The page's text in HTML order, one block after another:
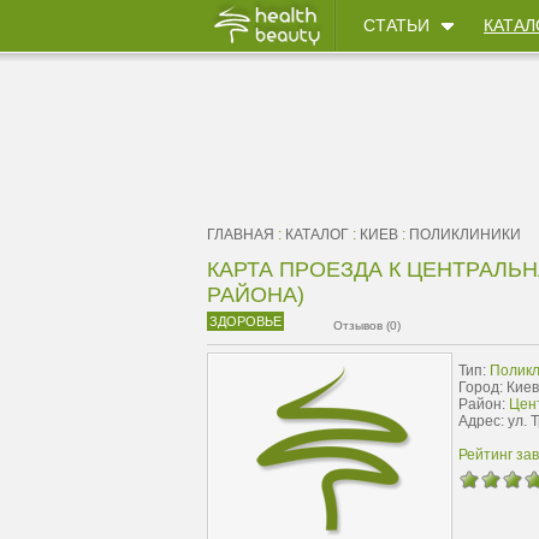
СТАТЬИ
ГЛАВНАЯ : КАТАЛОГ : КИЕВ : ПОЛИКЛИНИКИ
КАРТА ПРОЕЗДА К
РАЙОНА)
ЗДОРОВЬЕ Отзывов (0)
Тип:
Город: Киев
Район:
Адрес: ул.
Рейтинг